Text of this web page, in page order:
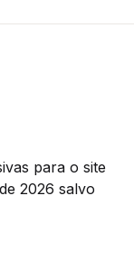
para o site
2026 salvo